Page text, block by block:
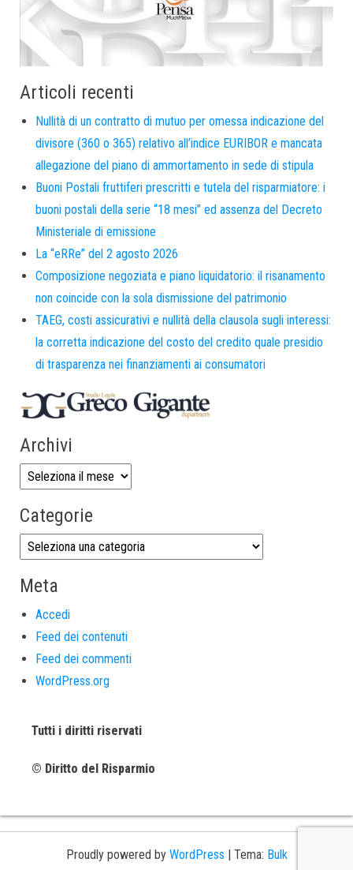
Articoli recenti
Nullità di un contratto di mutuo per omessa indicazione del
divisore (360 o 365) relativo all’indice EURIBOR e mancata
allegazione del piano di ammortamento in sede di stipula
Buoni Postali fruttiferi prescritti e tutela del risparmiatore: i
buoni postali della serie “18 mesi” ed assenza del Decreto
Ministeriale di emissione
La “eRRe” del 2 agosto 2026
Composizione negoziata e piano liquidatorio: il risanamento
non coincide con la sola dismissione del patrimonio
TAEG, costi assicurativi e nullità della clausola sugli interessi:
la corretta indicazione del costo del credito quale presidio
di trasparenza nei finanziamenti ai consumatori
Archivi
Categorie
Meta
Accedi
Feed dei contenuti
Feed dei commenti
WordPress.org
Tutti i diritti riservati
© Diritto del Risparmio
Proudly powered by WordPress Tema: Bulk